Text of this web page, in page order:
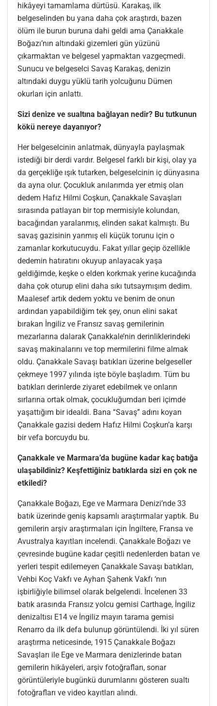
hikâyeyi tamamlama dürtüsü. Karakaş, ilk
belgeselinden bu yana daha çok araştırdı, bazen
ölüm ile burun buruna dahi geldi ama Çanakkale
Boğazı’nın altındaki gizemleri gün yüzünü
çıkarmaktan ve belgesel yapmaktan vazgeçmedi.
Sunucu ve belgeselci Savaş Karakaş, denizin
altındaki duygu yüklü tarih yolcuğunu Dümen
okurları için anlattı.
Sizi denize ve sualtına bağlayan nedir? Bu tutkunun
kökü nereye dayanıyor?
Her belgeselcinin anlatmak, dünyayla paylaşmak
istediği bir derdi vardır. Belgesel farklı bir kişi, olay ya
da gerçekliğe ışık tutarken, belgeselcinin iç dünyasına
da ayna olur. Çocukluk anılarımda yer etmiş olan
dedem Hafız Hilmi Coşkun, Çanakkale Savaşları
sırasında patlayan bir top mermisiyle kolundan,
bacağından yaralanmış, elinden sakat kalmıştı. Bu
savaş gazisinin yanmış eli küçük torunu için o
zamanlar korkutucuydu. Fakat yıllar geçip özellikle
dedemin hatıratını okuyup anlayacak yaşa
geldiğimde, keşke o elden korkmak yerine kucağında
daha çok oturup elini daha sıkı tutsaymışım dedim.
Maalesef artık dedem yoktu ve benim de onun
ardından yapabildiğim tek şey, onun elini sakat
bırakan İngiliz ve Fransız savaş gemilerinin
mezarlarına dalarak Çanakkale’nin derinliklerindeki
savaş makinalarını ve top mermilerini filme almak
oldu. Çanakkale Savaşı batıkları üzerine belgeseller
çekmeye 1997 yılında işte böyle başladım. Tüm bu
batıkları derinlerde ziyaret edebilmek ve onların
sırlarına ortak olmak, çocukluğumdan beri içimde
yaşattığım bir idealdi. Bana “Savaş” adını koyan
Çanakkale gazisi dedem Hafız Hilmi Coşkun’a karşı
bir vefa borcuydu bu.
Çanakkale ve Marmara’da bugüne kadar kaç batığa
ulaşabildiniz? Keşfettiğiniz batıklarda sizi en çok ne
etkiledi?
Çanakkale Boğazı, Ege ve Marmara Denizi’nde 33
batık üzerinde geniş kapsamlı araştırmalar yaptık. Bu
gemilerin arşiv araştırmaları için İngiltere, Fransa ve
Avustralya kayıtları incelendi. Çanakkale Boğazı ve
çevresinde bugüne kadar çeşitli nedenlerden batan ve
yerleri tespit edilemeyen Çanakkale Savaşı batıkları,
Vehbi Koç Vakfı ve Ayhan Şahenk Vakfı ‘nın
işbirliğiyle bilimsel olarak belgelendi. İncelenen 33
batık arasında Fransız yolcu gemisi Carthage, İngiliz
denizaltısı E14 ve İngiliz mayın tarama gemisi
Renarro da ilk defa bulunup görüntülendi. İki yıl süren
araştırma neticesinde, 1915 Çanakkale Boğazı
Savaşları ile Ege ve Marmara denizlerinde batan
gemilerin hikâyeleri, arşiv fotoğrafları, sonar
görüntüleriyle bugünkü durumlarını gösteren sualtı
fotoğrafları ve video kayıtları alındı.